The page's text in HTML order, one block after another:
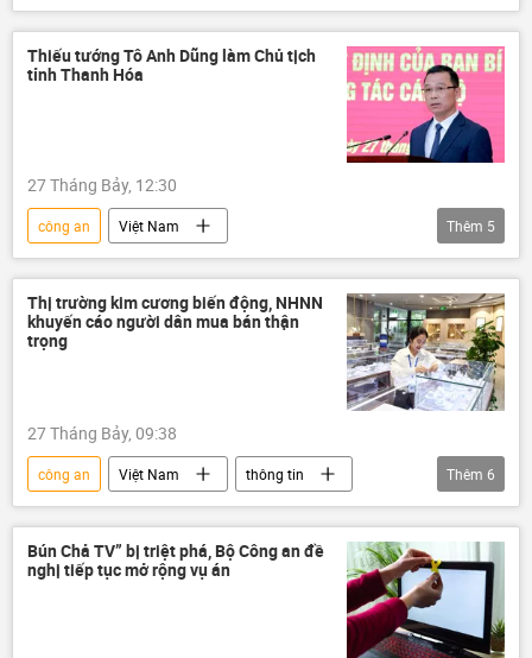
Hải Phòng
Chính trị
Xã hội
khởi tố
bị bắt
Thiếu tướng Tô Anh Dũng làm Chủ tịch
tỉnh Thanh Hóa
27 Tháng Bảy, 12:30
công an
Việt Nam
Bộ Công an Việt Nam
Công an Thanh Hóa
bổ nhiệm
tuyển chọn, bổ nhiệm
cán bộ
quản lý cán bộ
Thêm 5
Thị trường kim cương biến động, NHNN
khuyến cáo người dân mua bán thận
trọng
27 Tháng Bảy, 09:38
công an Việt Nam
thông tin
vàng
Giá vàng
kim cương
quản lý thị trường
Ngân hàng Nhà nước
Bộ Công an Việt Nam
Thêm 6
Bún Chả TV” bị triệt phá, Bộ Công an đề
nghị tiếp tục mở rộng vụ án